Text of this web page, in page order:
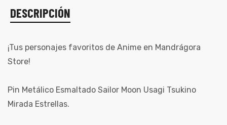
DESCRIPCIÓN
¡Tus personajes favoritos de Anime en Mandrágora
Store!
Pin Metálico Esmaltado Sailor Moon Usagi Tsukino
Mirada Estrellas.